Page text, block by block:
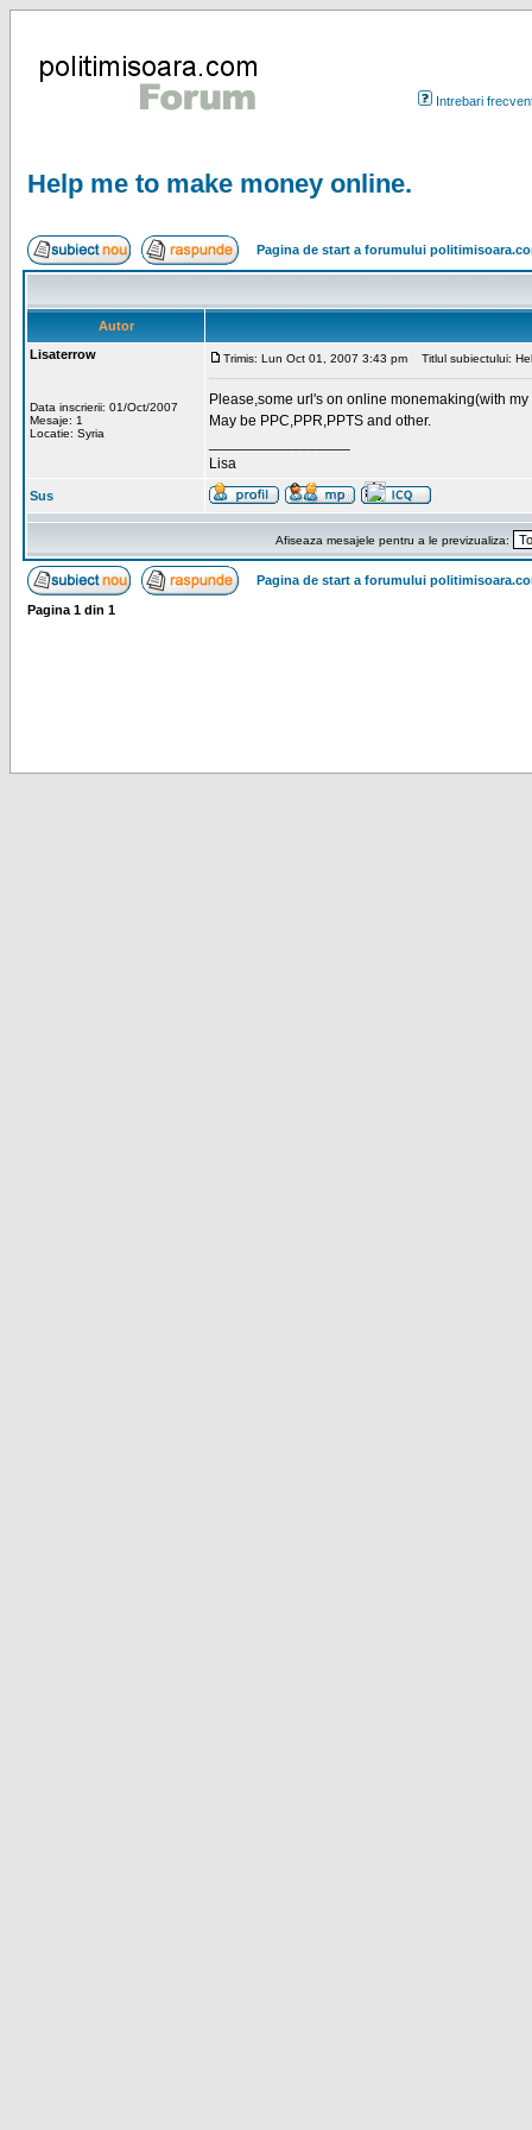
Intrebari
Help me to make money online.
Pagina de start a forumului
Autor
Lisaterrow
Data inscrierii: 01/Oct/2007
Mesaje: 1
Locatie: Syria
Trimis: Lun Oct 01, 2007 3:43 pm Titlul subiectului:
Please,some url's on online monemaking(with my
May be PPC,PPR,PPTS and other.
Lisa
Sus
Afiseaza mesajele pentru a le previzualiza:
Pagina de start a forumului
Pagina 1 din 1